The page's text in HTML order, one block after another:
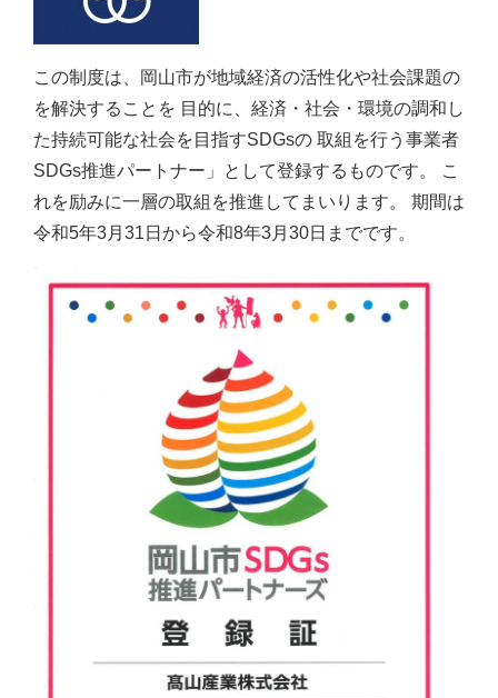
この制度は、岡山市が地域経済の活性化や社会課題の
を解決することを 目的に、経済・社会・環境の調和し
た持続可能な社会を目指すSDGsの 取組を行う事業者
SDGs推進パートナー」として登録するものです。 こ
れを励みに一層の取組を推進してまいります。 期間は
令和5年3月31日から令和8年3月30日までです。